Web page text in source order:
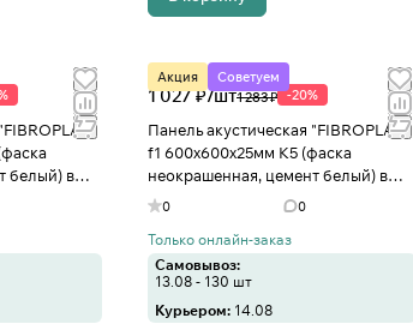
белый) в
Акция Советуем
1 027 ₽/шт1 283 ₽ -20%
Панель акустическая "FIBROPLAN"
f1 600х600х25мм К5 (фаска
неокрашенная, цемент белый) в
Иваново
0 0
Только онлайн-заказ
Самовывоз:
13.08 - 130 шт
Курьером: 14.08